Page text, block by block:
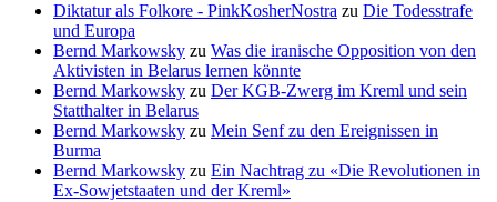
Diktatur als Folkore - PinkKosherNostra zu Die Todesstrafe
und Europa
Bernd Markowsky zu Was die iranische Opposition von den
Aktivisten in Belarus lernen könnte
Bernd Markowsky zu Der KGB-Zwerg im Kreml und sein
Statthalter in Belarus
Bernd Markowsky zu Mein Senf zu den Ereignissen in
Burma
Bernd Markowsky zu Ein Nachtrag zu «Die Revolutionen in
Ex-Sowjetstaaten und der Kreml»